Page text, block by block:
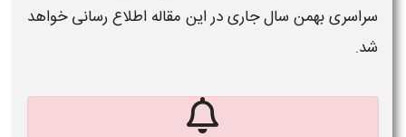
سراسری بهمن سال جاریدر این مقاله اطلاع رسانی خواهد
شد.